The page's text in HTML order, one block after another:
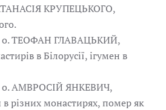
КРУПЕЦЬКОГО,
о. ТЕОФАН ГЛАВАЦЬКИЙ,
в Білорусії, ігумен в
о. АМВРОСІЙ ЯНКЕВИЧ,
в різних монастирях, помер як